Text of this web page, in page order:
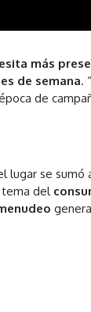
más
de semana.
de
lugar se sumó
tema del